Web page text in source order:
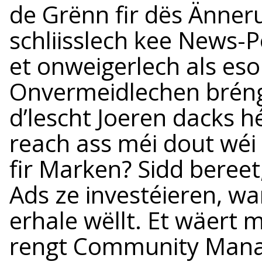
de Grënn fir dës
schliisslech kee News-
et onweigerlech als
Onvermeidlechen
d’lescht Joeren dacks
reach ass méi dout
fir Marken? Sidd
Ads ze investéieren,
erhale wëllt. Et wäert
rengt Community